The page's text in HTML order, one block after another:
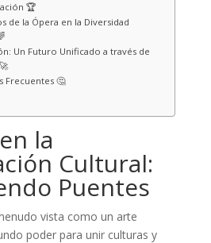
🏆
de la Ópera en la Diversidad
Un Futuro Unificado a través de
Frecuentes 🤔
la
Cultural:
Puentes
vista como un arte
poder para unir culturas y